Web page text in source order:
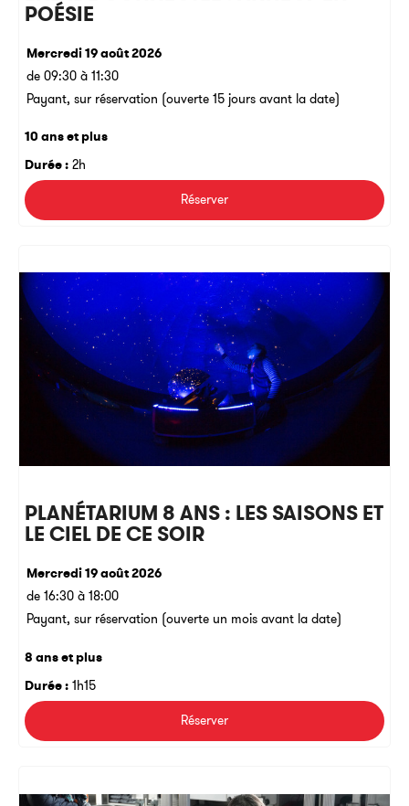
POÉSIE
Mercredi 19 août 2026
de 09:30 à 11:30
Payant, sur réservation (ouverte 15 jours avant la date)
Durée : 2h
10 ans et plus
Réserver
PLANÉTARIUM 8 ANS : LES SAISONS ET
LE CIEL DE CE SOIR
Mercredi 19 août 2026
de 16:30 à 18:00
Payant, sur réservation (ouverte un mois avant la date)
Durée : 1h15
8 ans et plus
Réserver